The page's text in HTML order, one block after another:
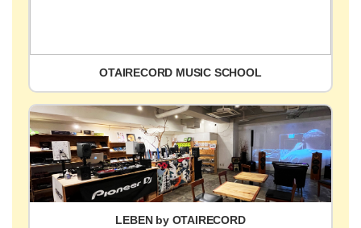
OTAIRECORD MUSIC SCHOOL
LEBEN by OTAIRECORD